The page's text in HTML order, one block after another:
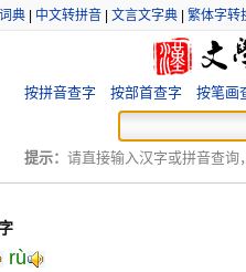
典 中文转拼音 文言文字典 繁体字转
按拼音查字 按部首查字 按笔画
提示： 请直接输入汉字或拼音查询
rù